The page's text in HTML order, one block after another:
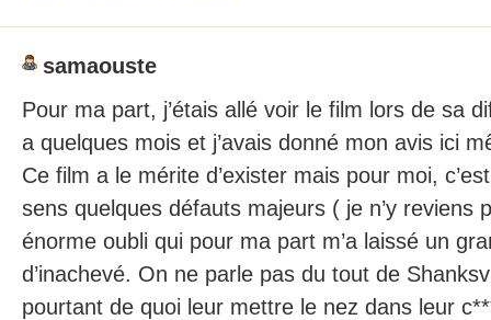
samaouste
Pour ma part, j’étais allé voir le film lors de sa
a quelques mois et j’avais donné mon avis ici
Ce film a le mérite d’exister mais pour moi,
sens quelques défauts majeurs ( je n’y reviens
énorme oubli qui pour ma part m’a laissé un
d’inachevé. On ne parle pas du tout de
pourtant de quoi leur mettre le nez dans leur